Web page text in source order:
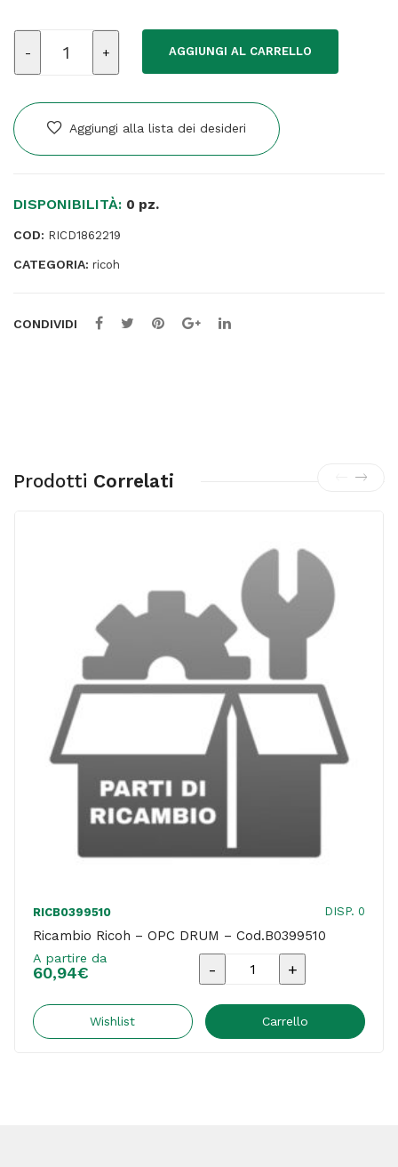
PCU:COLOR:SERVICE
PARTS
AGGIUNGI AL CARRELLO
Aggiungi alla lista dei desideri
DISPONIBILITÀ: 0 pz.
COD: RICD1862219
CATEGORIA: ricoh
CONDIVIDI
Prodotti Correlati
RICB0399510 DISP. 0
Ricambio Ricoh – OPC DRUM – Cod.B0399510
A partire da
60,94€
Ricambio
-
Wishlist Carrello